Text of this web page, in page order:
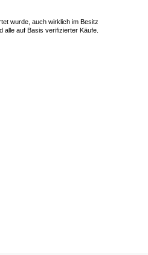
wurde, auch wirklich im Besitz
alle auf Basis verifizierter Käufe.